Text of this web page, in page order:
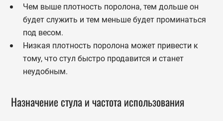
Чем выше плотность поролона, тем дольше он
будет служить и тем меньше будет проминаться
под весом.
Низкая плотность поролона может привести к
тому, что стул быстро продавится и станет
неудобным.
Назначение стула и частота использования